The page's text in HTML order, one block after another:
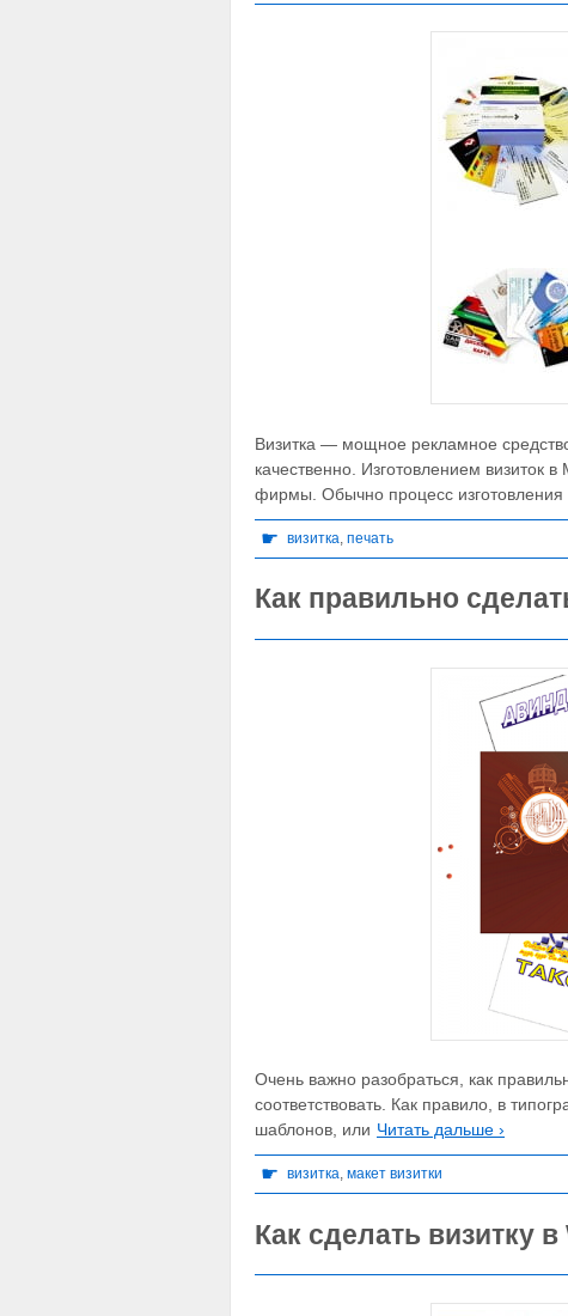
Визитка — мощное рекламное
качественно. Изготовлением визиток
фирмы. Обычно процесс изготовления
☛ визитка печать
Как правильно
Очень важно разобраться, как
соответствовать. Как правило, в
шаблонов, или Читать дальше ›
☛ визитка, макет визитки
Как сделать визитку